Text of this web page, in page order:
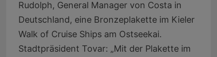
Rudolph, General Manager von Costa in
Deutschland, eine Bronzeplakette im Kieler
Walk of Cruise Ships am Ostseekai.
Stadtpräsident Tovar: „Mit der Plakette im